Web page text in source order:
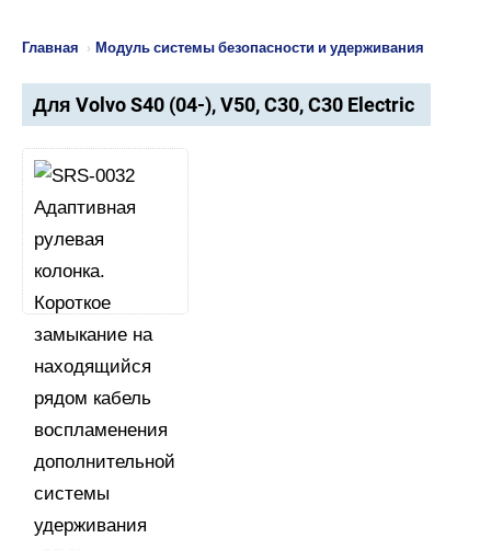
Главная › Модуль системы безопасности и удерживания
Для Volvo S40 (04-), V50, C30, C30 Electric